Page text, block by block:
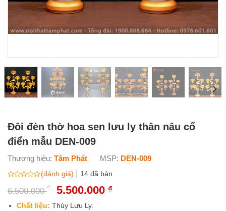
Đôi đèn thờ hoa sen lưu ly thân nâu cổ
điển mẫu DEN-009
Thương hiệu: Tâm Phát MSP: DEN-009
xếp
(đánh giá) 14đã bán
6.500.000₫
Giá
gốc
là:
5.500.000 ₫Giá
Chất liệu: Thủy Lưu Ly.